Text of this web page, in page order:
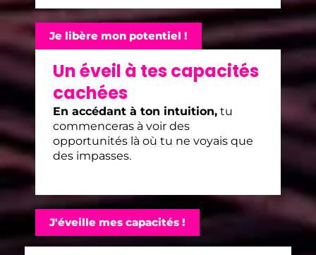
Je libère mon potentiel !
Un éveil à tes capacités
cachées
En accédant à ton intuition, tu
commenceras à voir des
opportunités là où tu ne voyais que
des impasses.
J'éveille mes capacités !